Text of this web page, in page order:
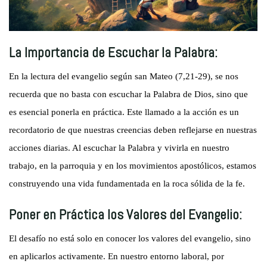
La Importancia de Escuchar la Palabra:
En la lectura del evangelio según san Mateo (7,21-29), se nos
recuerda que no basta con escuchar la Palabra de Dios, sino que
es esencial ponerla en práctica. Este llamado a la acción es un
recordatorio de que nuestras creencias deben reflejarse en nuestras
acciones diarias. Al escuchar la Palabra y vivirla en nuestro
trabajo, en la parroquia y en los movimientos apostólicos, estamos
construyendo una vida fundamentada en la roca sólida de la fe.
Poner en Práctica los Valores del Evangelio:
El desafío no está solo en conocer los valores del evangelio, sino
en aplicarlos activamente. En nuestro entorno laboral, por